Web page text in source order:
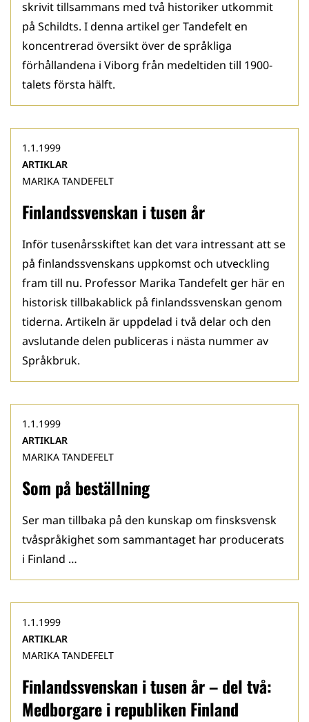
skrivit tillsammans med två historiker utkommit
på Schildts. I denna artikel ger Tandefelt en
koncentrerad översikt över de språkliga
förhållandena i Viborg från medeltiden till 1900-
talets första hälft.
Finlandssvenskan i tusen år
1.1.1999
ARTIKLAR
MARIKA TANDEFELT
Inför tusenårsskiftet kan det vara intressant att se
på finlands­svenskans uppkomst och utveckling
fram till nu. Professor Marika Tandefelt ger här en
historisk tillbakablick på finlandssvenskan genom
tiderna. Artikeln är uppdelad i två delar och den
avslutande delen publiceras i nästa nummer av
Språkbruk.
Som på beställning
1.1.1999
ARTIKLAR
MARIKA TANDEFELT
Ser man tillbaka på den kunskap om finsksvensk
tvåspråkighet som sammantaget har producerats
i Finland …
Finlandssvenskan i tusen år – del två:
Medborgare i republiken Finland
1.1.1999
ARTIKLAR
MARIKA TANDEFELT